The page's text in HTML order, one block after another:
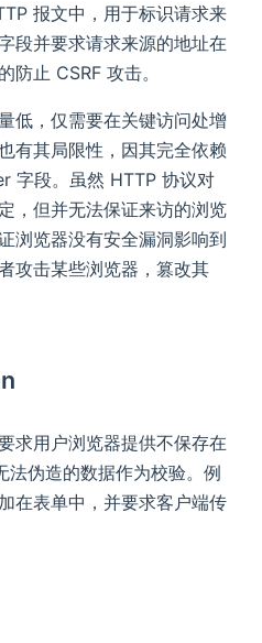
报文中，用于标识请求来
段并要求请求来源的地址在
防止 CSRF 攻击。
低，仅需要在关键访问处增
有其局限性，因其完全依赖
字段。虽然 HTTP 协议对
，但并无法保证来访的浏览
浏览器没有安全漏洞影响到
攻击某些浏览器，篡改其
求用户浏览器提供不保存在
伪造的数据作为校验。例
在表单中，并要求客户端传